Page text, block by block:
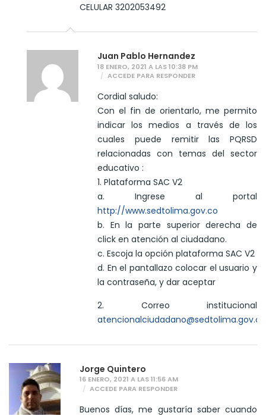
CELULAR 3202053492
Juan Pablo Hernandez
18 ENERO, 2021 A LAS 10:38 PM
ACCEDE PARA RESPONDER
Cordial saludo:
Con el fin de orientarlo, me permito
indicar los medios a través de los
cuales puede remitir las PQRSD
relacionadas con temas del sector
educativo :
1. Plataforma SAC V2
a. Ingrese al portal
http://www.sedtolima.gov.co
b. En la parte superior derecha de
click en atención al ciudadano.
c. Escoja la opción plataforma SAC V2
d. En el pantallazo colocar el usuario y
la contraseña, y dar aceptar
2. Correo institucional
atencionalciudadano@sedtolima.gov.co
Jorge Quintero
16 ENERO, 2021 A LAS 11:56 AM
ACCEDE PARA RESPONDER
Buenos días, me gustaría saber cuando